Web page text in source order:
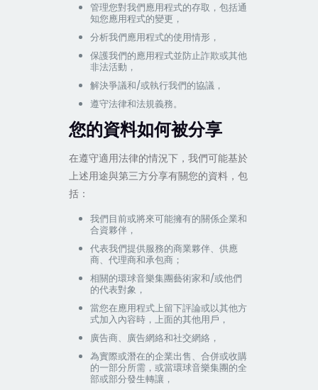
管理您對我們應用程式的存取，包括通
知您應用程式的變更，
分析我們應用程式的使用情形，
保護我們的應用程式並防止詐欺或其他
非法活動，
解決爭議和/或執行我們的協議，
遵守法律和法規義務。
您的資料如何被分享
在遵守適用法律的情況下，我們可能基於
上述用途與第三方分享有關您的資料，包
括：
我們目前或將來可能擁有的關係企業和
合資夥伴，
代表我們提供服務的商業夥伴、供應
商、代理商和承包商；
相關的環球音樂集團藝術家和/或他們
的代表對象，
當您在應用程式上留下評論或以其他方
式加入內容時，上面的其他用戶，
廣告商、廣告網絡和社交網絡，
為實際或潛在的企業出售、合併或收購
的一部分所需，或當環球音樂集團的全
部或部分發生轉讓，